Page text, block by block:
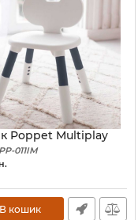
Poppet Multiplay
PP-011IM
В кошик